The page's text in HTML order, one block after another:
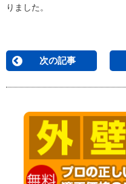
りました。
次の記事